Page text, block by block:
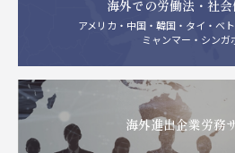
海外での労働法・社
アメリカ・中国・韓国・タイ・ベ
ミャンマー・シンガ
海外進出企業労務